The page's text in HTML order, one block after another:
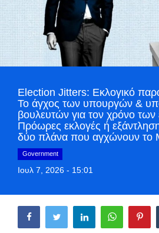
Business
World
Style Adorés
Greece
Entertainment
Mykonos
Election Jitters: Εκλογικό
Το άγχος των υπουργών &
βουλευτών για τον χρόνο
Πρόωρες εκλογές ή
δύο πλάνα που αγχώνουν το
Government
Ιουλ 7, 2026 - 15:01